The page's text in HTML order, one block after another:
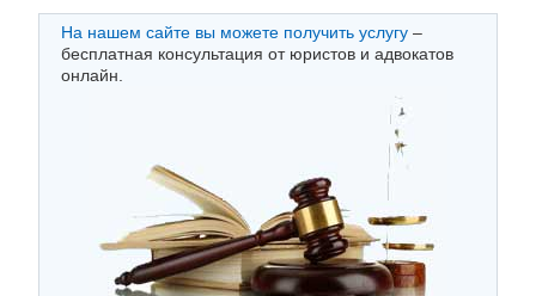
На нашем сайте вы можете получить услугу –
бесплатная консультация от юристов и адвокатов
онлайн.